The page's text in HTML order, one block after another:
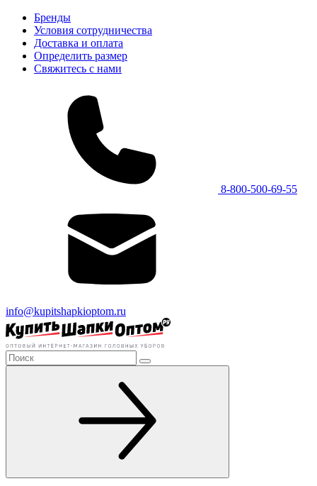
Бренды
Условия сотрудничества
Доставка и оплата
Определить размер
Свяжитесь с нами
8-800-500-69-55
info@kupitshapkioptom.ru